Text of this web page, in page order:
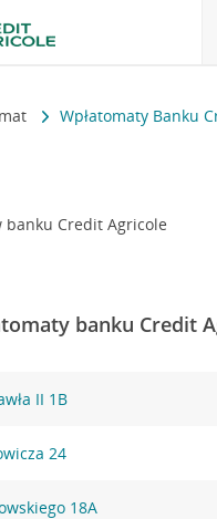
Wpłatomaty Banku
banku Credit Agricole
banku Credit
II 1B
24
18A